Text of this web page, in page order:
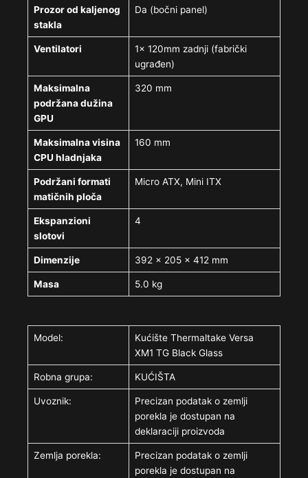
Prozor od kaljenog
stakla
Da (bočni panel)
Ventilatori
1x 120mm zadnji (fabrički
ugrađen)
Maksimalna
podržana dužina
GPU
320 mm
Maksimalna visina
CPU hladnjaka
160 mm
Podržani formati
matičnih ploča
Micro ATX, Mini ITX
Ekspanzioni
slotovi
4
Dimenzije 392 x 205 x 412 mm
Masa 5.0 kg
Model:
Kućište Thermaltake Versa
XM1 TG Black Glass
Robna grupa: KUĆIŠTA
Uvoznik:
Precizan podatak o zemlji
porekla je dostupan na
deklaraciji proizvoda
Zemlja porekla:
Precizan podatak o zemlji
porekla je dostupan na